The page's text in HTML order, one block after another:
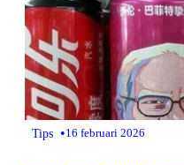
Tips •16 februari 2026